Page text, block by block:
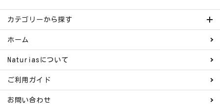
カテゴリーから探す
ホーム
Naturiasについて
ご利用ガイド
お問い合わせ